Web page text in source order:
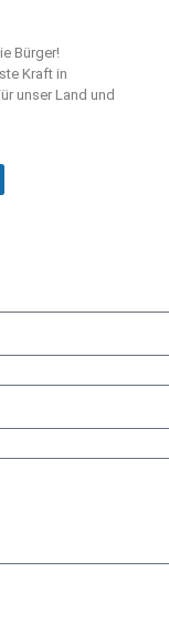
Bürger!
Kraft in
unser Land und